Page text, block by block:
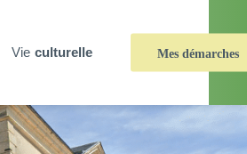
Vie culturelle Mes démarches